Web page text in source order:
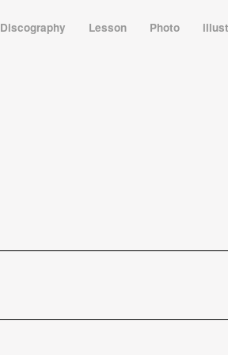
Discography Lesson Photo